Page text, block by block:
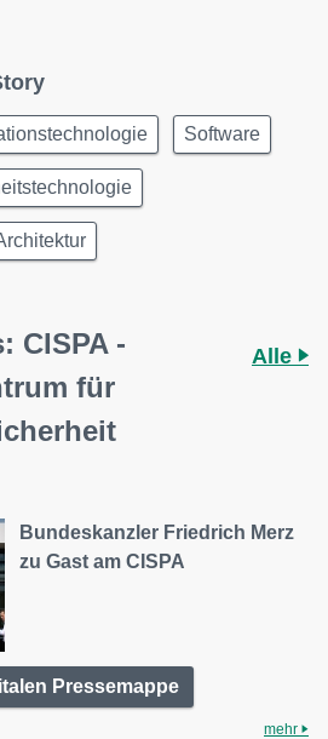
Software
CISPA -
für
Alle
Bundeskanzler Friedrich Merz
zu Gast am CISPA
Pressemappe
mehr